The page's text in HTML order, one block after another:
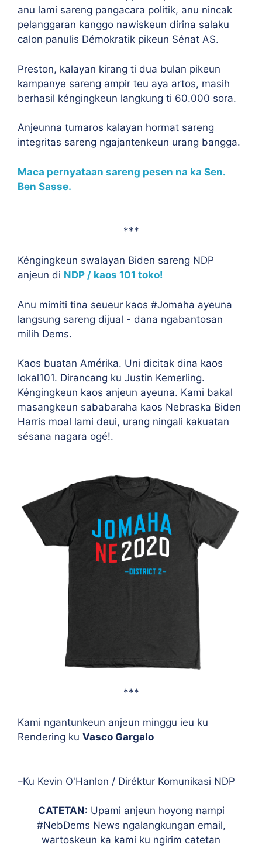
anu lami sareng pangacara politik, anu nincak
pelanggaran kanggo nawiskeun dirina salaku
calon panulis Démokratik pikeun Sénat AS.
Preston, kalayan kirang ti dua bulan pikeun
kampanye sareng ampir teu aya artos, masih
berhasil kéngingkeun langkung ti 60.000 sora.
Anjeunna tumaros kalayan hormat sareng
integritas sareng ngajantenkeun urang bangga.
Maca pernyataan sareng pesen na ka Sen.
Ben Sasse.
***
Kéngingkeun swalayan Biden sareng NDP
anjeun di NDP / kaos 101 toko!
Anu mimiti tina seueur kaos #Jomaha ayeuna
langsung sareng dijual - dana ngabantosan
milih Dems.
Kaos buatan Amérika. Uni dicitak dina kaos
lokal101. Dirancang ku Justin Kemerling.
Kéngingkeun kaos anjeun ayeuna. Kami bakal
masangkeun sababaraha kaos Nebraska Biden
Harris moal lami deui, urang ningali kakuatan
sésana nagara ogé!.
***
Kami ngantunkeun anjeun minggu ieu ku
Rendering ku Vasco Gargalo
–Ku Kevin O'Hanlon / Diréktur Komunikasi NDP
CATETAN: Upami anjeun hoyong nampi
#NebDems News ngalangkungan email,
wartoskeun ka kami ku ngirim catetan